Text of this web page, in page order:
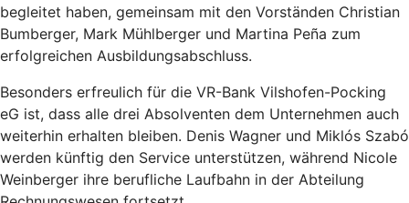
begleitet haben, gemeinsam mit den Vorständen Christian
Bumberger, Mark Mühlberger und Martina Peña zum
erfolgreichen Ausbildungsabschluss.
Besonders erfreulich für die VR-Bank Vilshofen-Pocking
eG ist, dass alle drei Absolventen dem Unternehmen auch
weiterhin erhalten bleiben. Denis Wagner und Miklós Szabó
werden künftig den Service unterstützen, während Nicole
Weinberger ihre berufliche Laufbahn in der Abteilung